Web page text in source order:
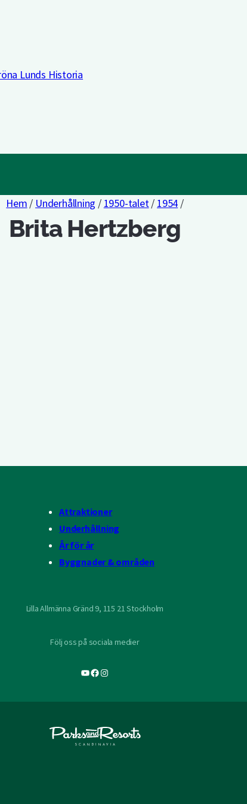
Hem / Underhållning / 1950-talet/ 1954 /
Brita Hertzberg
Attraktioner
Underhållning
År för år
Byggnader & områden
Lilla Allmänna Gränd 9, 115 21 Stockholm
Följ oss på sociala medier
YouTube
Facebook
Instagram